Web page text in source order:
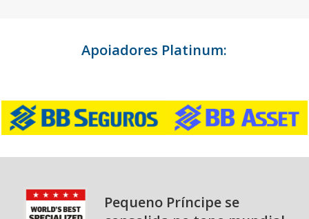
Apoiadores Platinum:
Pequeno Príncipe se